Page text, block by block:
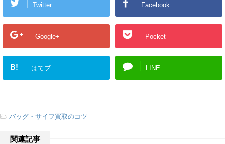
Twitter Facebook
Google+ Pocket
B! はてブ LINE
-バッグ・サイフ買取のコツ
関連記事